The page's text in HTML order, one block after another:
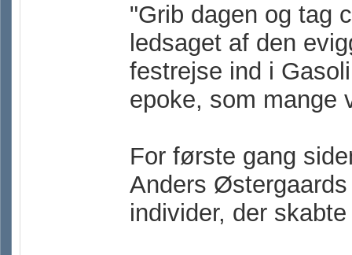
"Grib dagen og tag
ledsaget af den
festrejse ind i
epoke, som mange
For første gang
Anders
individer, der